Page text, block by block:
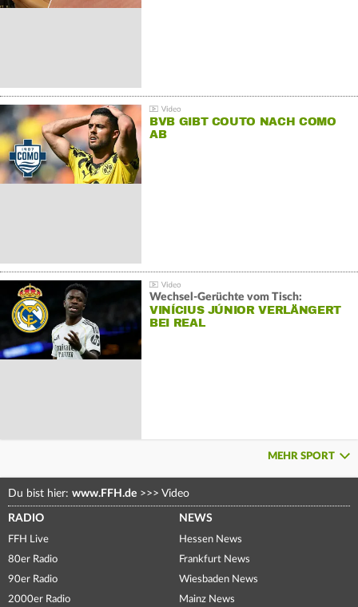
BVB GIBT COUTO NACH COMO
AB
Wechsel-Gerüchte vom Tisch:
VINÍCIUS JÚNIOR VERLÄNGERT
BEI REAL
MEHR SPORT
Du bist hier: www.FFH.de >>> Video
RADIO
FFH Live
80er Radio
90er Radio
2000er Radio
NEWS
Hessen News
Frankfurt News
Wiesbaden News
Mainz News